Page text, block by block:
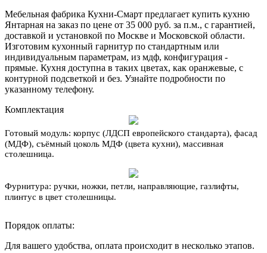
Мебельная фабрика Кухни-Смарт предлагает купить кухню
Янтарная на заказ по цене от 35 000 руб. за п.м., с гарантией,
доставкой и установкой по Москве и Московской области.
Изготовим кухонный гарнитур по стандартным или
индивидуальным параметрам, из мдф, конфигурация -
прямые. Кухня доступна в таких цветах, как оранжевые, с
контурной подсветкой и без. Узнайте подробности по
указанному телефону.
Комплектация
Готовый модуль: корпус (ЛДСП европейского стандарта), фасад
(МДФ), съёмный цоколь МДФ (цвета кухни), массивная
столешница.
Фурнитура: ручки, ножки, петли, направляющие, газлифты,
плинтус в цвет столешницы.
Порядок оплаты:
Для вашего удобства, оплата происходит в несколько этапов.